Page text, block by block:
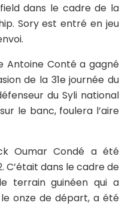
dans le cadre de la
Sory est entré en jeu
Antoine Conté a gagné
de la 31e journée du
du Syli national
le banc, foulera l’aire
Oumar Condé a été
C’était dans le cadre de
terrain guinéen qui a
onze de départ, a été